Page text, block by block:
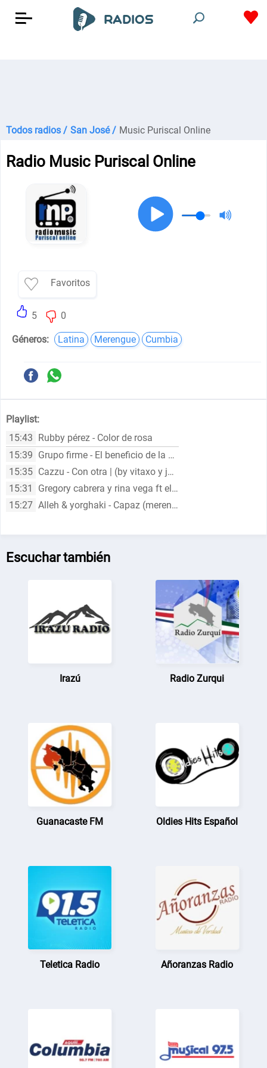
Todos radios / San José / Music Puriscal Online
Radio Music Puriscal Online
Favoritos
5 0
Géneros: Latina Merengue Cumbia
Playlist:
15:43 Rubby pérez - Color de rosa
15:39 Grupo firme - El beneficio de la duda (letra/lyrics)
15:35 Cazzu - Con otra | (by vitaxo y jgalvez)
15:31
Gregory cabrera y rina vega ft el discípulo - Venganza (vídeo oficial)
15:27 Alleh & yorghaki - Capaz (merengueton) (visualizer)
Escuchar también
Irazú Radio Zurqui
Guanacaste FM Oldies Hits Español
Teletica Radio Añoranzas Radio